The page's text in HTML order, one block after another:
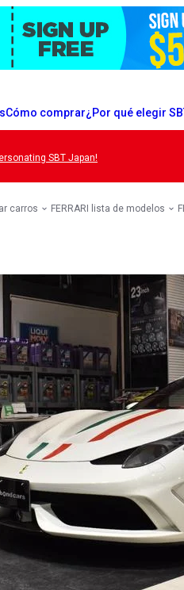
Cómo comprar¿Por qué elegir
SBT Japan!
carros FERRARI lista de modelos